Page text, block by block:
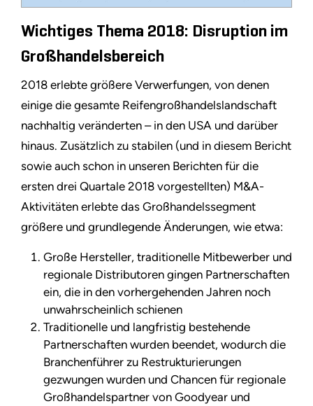
Wichtiges Thema 2018: Disruption im
Großhandelsbereich
2018 erlebte größere Verwerfungen, von denen
einige die gesamte Reifengroßhandelslandschaft
nachhaltig veränderten – in den USA und darüber
hinaus. Zusätzlich zu stabilen (und in diesem Bericht
sowie auch schon in unseren Berichten für die
ersten drei Quartale 2018 vorgestellten) M&A-
Aktivitäten erlebte das Großhandelssegment
größere und grundlegende Änderungen, wie etwa:
Große Hersteller, traditionelle Mitbewerber und
regionale Distributoren gingen Partnerschaften
ein, die in den vorhergehenden Jahren noch
unwahrscheinlich schienen
Traditionelle und langfristig bestehende
Partnerschaften wurden beendet, wodurch die
Branchenführer zu Restrukturierungen
gezwungen wurden und Chancen für regionale
Großhandelspartner von Goodyear und